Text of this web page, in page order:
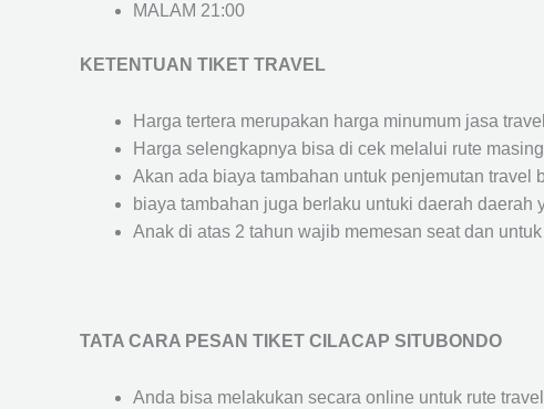
MALAM 21:00
KETENTUAN TIKET TRAVEL
Harga tertera merupakan harga minumum jasa
Harga selengkapnya bisa di cek melalui rute
Akan ada biaya tambahan untuk penjemutan travel
biaya tambahan juga berlaku untuki daerah
Anak di atas 2 tahun wajib memesan seat dan
TATA CARA PESAN TIKET CILACAP SITUBONDO
Anda bisa melakukan secara online untuk rute